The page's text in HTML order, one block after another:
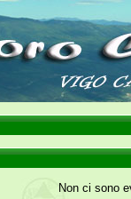
Non ci sono